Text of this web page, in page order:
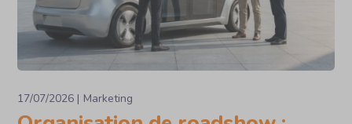
17/07/2026 Marketing